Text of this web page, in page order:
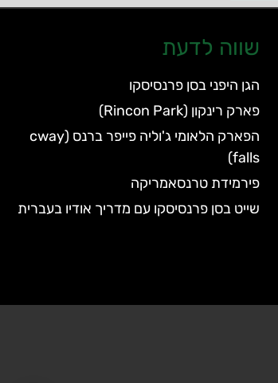
שווה לדעת
הגן היפני בסן פרנסיסקו
פארק רינקון (Rincon Park)
הפארק הלאומי ג'וליה פייפר ברנס (cway
falls)
פירמידת טרנסאמריקה
שייט בסן פרנסיסקו עם מדריך אודיו בעברית